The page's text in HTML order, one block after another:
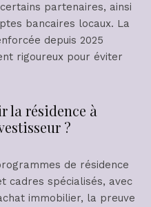
partenaires, ainsi
bancaires locaux. La
depuis 2025
rigoureux pour éviter
la résidence à
?
de résidence
cadres spécialisés, avec
immobilier, la preuve